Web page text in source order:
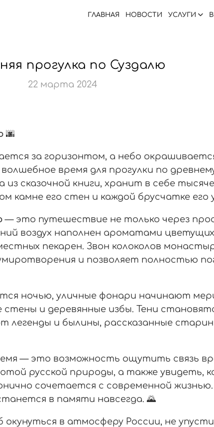
ГЛАВНАЯ НОВОСТИ УСЛУГИ
прогулка по Суздалю
22 марта 2024
🌆
за горизонтом, а небо
время для прогулки по
сказочной книги, хранит в себе
камне его стен и каждой брусчатке его
— это путешествие не только через
воздух наполнен ароматами
пекарен. Звон колоколов
и позволяет полностью
ночью, уличные фонари начинают
стены и деревянные избы. Тени
легенды и былины, рассказанные
— это возможность ощутить связь
русской природы, а также увидеть,
сочетается с современной
в памяти навсегда. 🌄
окунуться в атмосферу России, не